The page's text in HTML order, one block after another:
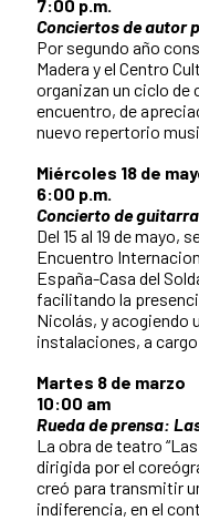
7:00 p.m.
Conciertos de autor
Por segundo año
Madera y el Centro
organizan un ciclo
encuentro, de
nuevo repertorio
Miércoles 18 de
6:00 p.m.
Concierto de
Del 15 al 19 de mayo,
Encuentro
España-Casa del
facilitando la
Nicolás, y acogiendo
instalaciones, a cargo
Martes 8 de marzo
10:00 am
Rueda de prensa:
La obra de teatro
dirigida por el
creó para transmitir
indiferencia, en el